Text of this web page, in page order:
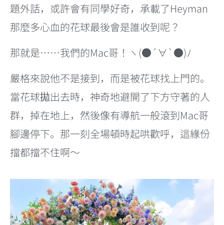
題外話，或許會有同學好奇，承載了Heyman
那麼多心血的花球最後會是誰收到呢？
那就是……我們的Mac哥！ヽ(●´∀`●)ﾉ
嚴格來說他不是接到，而是被花球找上門的。
當花球拋出去時，神奇地避開了下方守著的人
群，掉在地上，然後像有導航一般滾到Mac哥
腳邊停下。那一刻全場頓時起哄歡呼，這緣份
擋都擋不住啊～